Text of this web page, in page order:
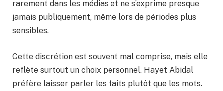
rarement dans les médias et ne s’exprime presque
jamais publiquement, même lors de périodes plus
sensibles.
Cette discrétion est souvent mal comprise, mais elle
reflète surtout un choix personnel. Hayet Abidal
préfère laisser parler les faits plutôt que les mots.